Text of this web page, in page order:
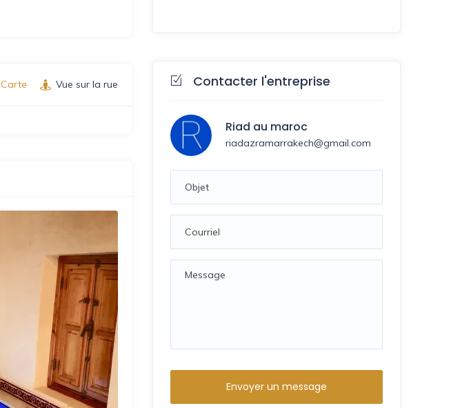
Carte Vue sur la rue Contacter l'entreprise
Riad au maroc
riadazramarrakech@gmail.com
Envoyer un message